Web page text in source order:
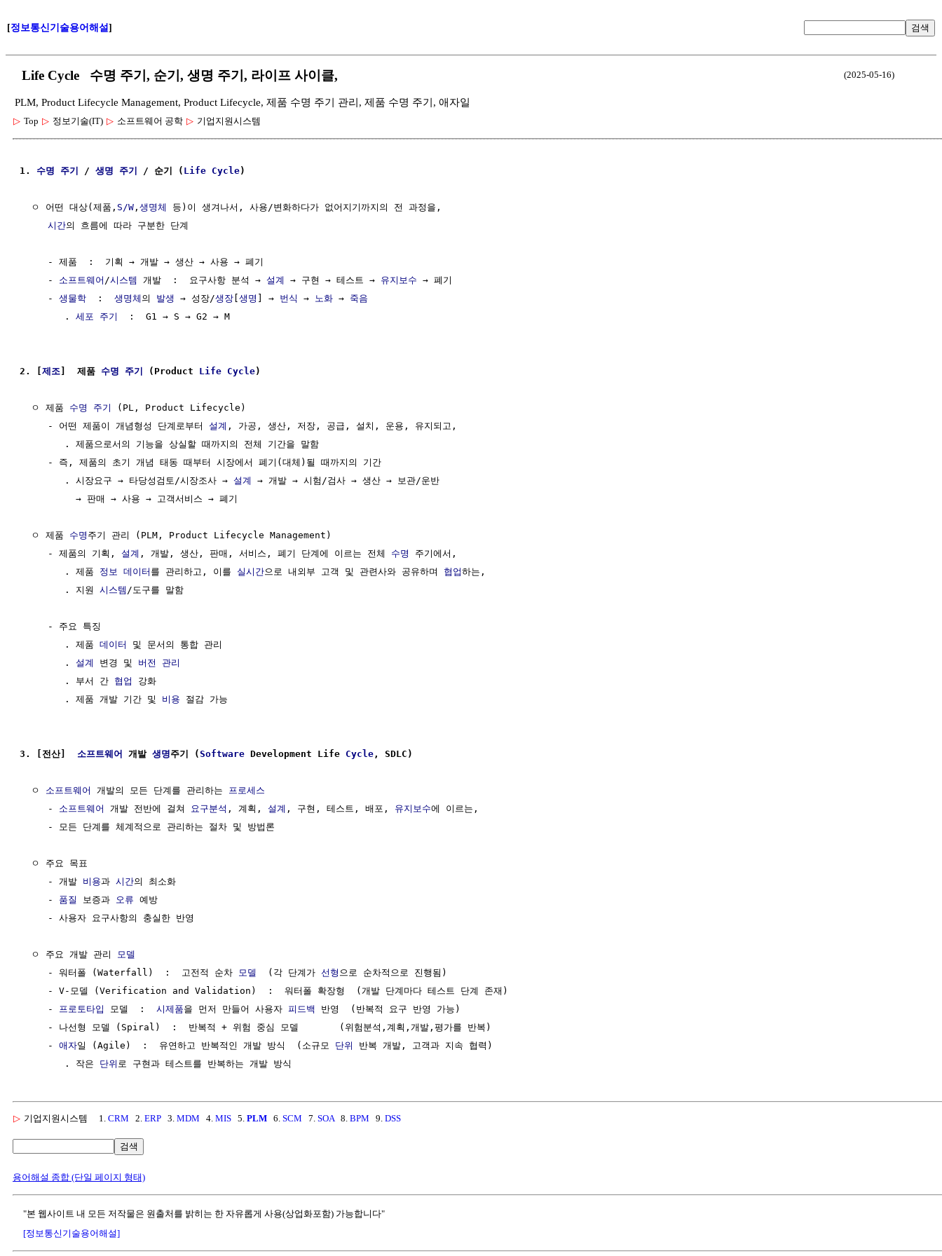
[정보통신기술용어해설] 검색
Life Cycle 수명 주기, 순기, 생명 주기, 라이프 사이클, (2025-05-16)
PLM, Product Lifecycle Management, Product Lifecycle, 제품 수명 주기 관리, 제품 수명 주기, 애자일
▷ Top ▷ 정보기술(IT) ▷ 소프트웨어 공학 ▷ 기업지원시스템
1. 수명 주기 / 생명 주기 / 순기 ( Life Cycle)
  ㅇ 어떤 대상(제품,
S/W , 생명체
등)이 생겨나서, 사용/변화하다가 없어지기까지의 전 과정을,
시간의 흐름에 따라 구분한 단계
     - 제품  :  기획 → 개발 → 생산 → 사용 → 폐기
     -
소프트웨어 /시스템 개발  :  요구사항 분석 → 설계 → 구현 → 테스트 → 유지보수 → 폐기
     -
생물학
  :
생명체 의 발생 → 성장/생장 [생명 ] → 번식 → 노화 → 죽음
        .
세포 주기
  :  G1 → S → G2 → M
2. [제조]  제품 수명 주기 (Product Life Cycle)
  ㅇ 제품
수명 주기
(PL, Product Lifecycle)
     - 어떤 제품이 개념형성 단계로부터
설계 , 가공, 생산, 저장, 공급, 설치, 운용, 유지되고,
        . 제품으로서의 기능을 상실할 때까지의 전체 기간을 말함
     - 즉, 제품의 초기 개념 태동 때부터 시장에서 폐기(대체)될 때까지의 기간
        . 시장요구 → 타당성검토/시장조사 →
설계
→ 개발 → 시험/검사 → 생산 → 보관/운반
          → 판매 → 사용 → 고객서비스 → 폐기
  ㅇ 제품
수명 주기 관리 (PLM, Product Lifecycle Management)
     - 제품의 기획,
설계 , 개발, 생산, 판매, 서비스, 폐기 단계에 이르는 전체 수명
주기에서,
        . 제품
정보 데이터 를 관리하고, 이를 실시간으로 내외부 고객 및 관련사와 공유하며 협업하는,
        . 지원
시스템 /도구를 말함
     - 주요 특징
        . 제품
데이터
및 문서의 통합 관리
        .
설계 변경 및 버전 관리
        . 부서 간
협업
강화
        . 제품 개발 기간 및
비용 절감 가능
3. [전산] 소프트웨어 개발 생명주기 (Software Development Life Cycle , SDLC)
  ㅇ
소프트웨어 개발의 모든 단계를 관리하는 프로세스
     -
소프트웨어 개발 전반에 걸쳐 요구분석 , 계획, 설계 , 구현, 테스트, 배포, 유지보수에 이르는,
     - 모든 단계를 체계적으로 관리하는 절차 및 방법론
  ㅇ 주요 목표
     - 개발
비용과 시간의 최소화
     -
품질 보증과 오류 예방
     - 사용자 요구사항의 충실한 반영
  ㅇ 주요 개발 관리
모델
     - 워터폴 (Waterfall)  :  고전적 순차
모델
  (각 단계가
선형 으로 순차적으로 진행됨)
     - V-모델 (Verification and Validation)  :  워터폴 확장형  (개발 단계마다 테스트 단계 존재)
     -
프로토타입 모델  : 시제품을 먼저 만들어 사용자 피드백
반영  (반복적 요구 반영 가능)
     - 나선형 모델 (Spiral)  :  반복적 + 위험 중심 모델	 (위험분석,계획,개발,평가를 반복)
     -
애자일 (Agile)  :  유연하고 반복적인 개발 방식  (소규모 단위
반복 개발, 고객과 지속 협력)
        . 작은
단위
▷ 기업지원시스템 1. CRM 2. ERP 3. MDM 4. MIS 5. PLM 6. SCM 7. SOA 8. BPM 9. DSS
검색
용어해설 종합 (단일 페이지 형태)
"본 웹사이트 내 모든 저작물은 원출처를 밝히는 한 자유롭게 사용(상업화포함) 가능합니다"
[정보통신기술용어해설]